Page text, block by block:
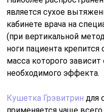
является сухое
кабинете врача на
(при вертикальной
ноги пациента крепится
масса которого
необходимого эффекта.
Кушетка Грэвитрин для